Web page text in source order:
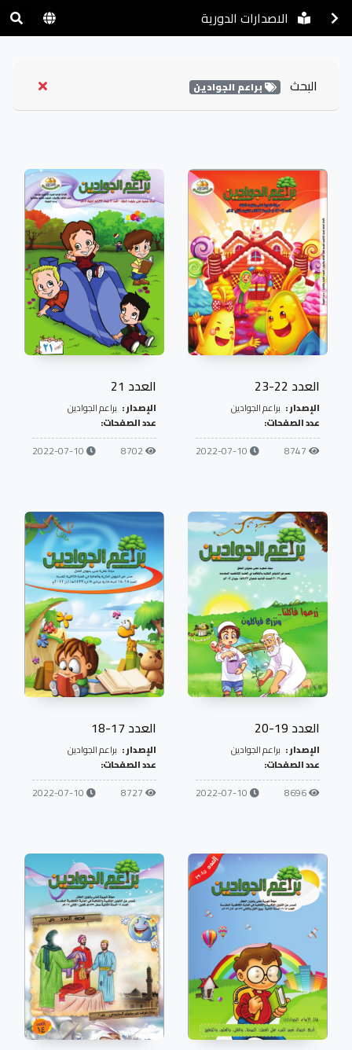
الاصدارات الدورية
البحث براعم الجوادين
العدد 22-23
الإصدار : براعم الجوادين
عدد الصفحات:
8747
2022-07-10
العدد 21
الإصدار : براعم الجوادين
عدد الصفحات:
8702
2022-07-10
العدد 19-20
الإصدار : براعم الجوادين
عدد الصفحات:
8696
2022-07-10
العدد 17-18
الإصدار : براعم الجوادين
عدد الصفحات:
8727
2022-07-10